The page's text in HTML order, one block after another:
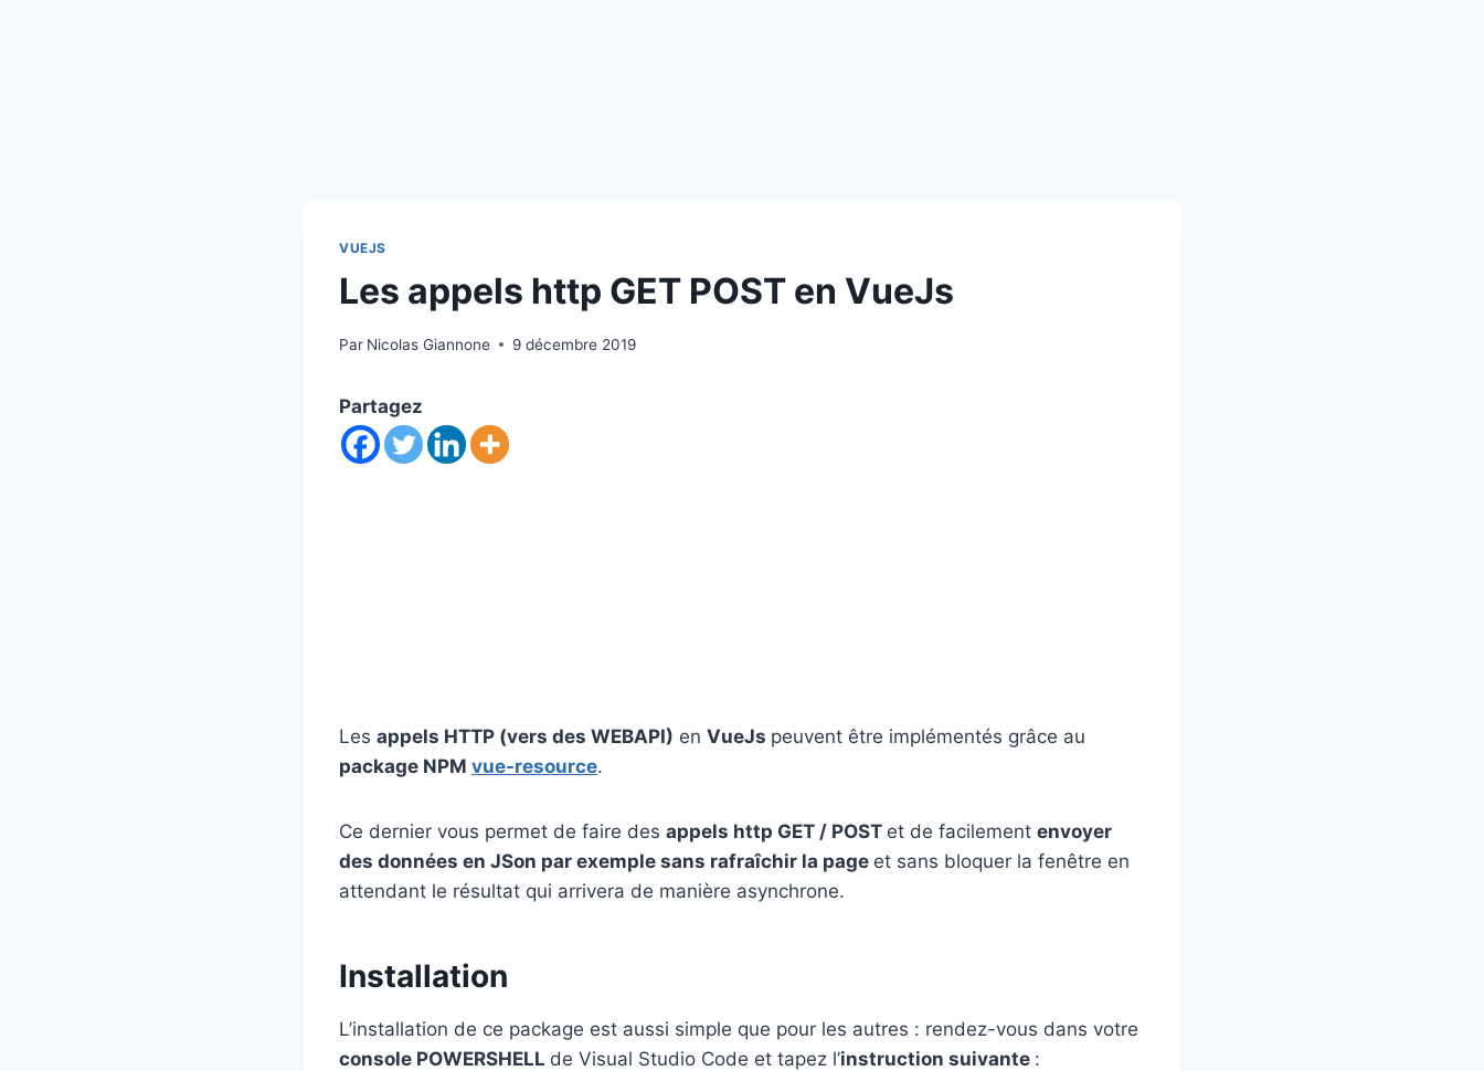
VUEJS
Les appels http GET POST en VueJs
Par Nicolas Giannone 9 décembre 2019
Partagez
Les appels HTTP (vers des WEBAPI) en VueJs peuvent être implémentés grâce au
package NPM vue-resource.
Ce dernier vous permet de faire des appels http GET / POST et de facilement envoyer
des données en JSon par exemple sans rafraîchir la page et sans bloquer la fenêtre en
attendant le résultat qui arrivera de manière asynchrone.
Installation
L’installation de ce package est aussi simple que pour les autres : rendez-vous dans votre
console POWERSHELL de Visual Studio Code et tapez l’instruction suivante :